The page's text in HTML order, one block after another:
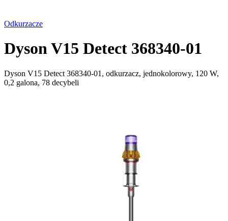
Odkurzacze
Dyson V15 Detect 368340-01
Dyson V15 Detect 368340-01, odkurzacz, jednokolorowy, 120 W,
0,2 galona, 78 decybeli